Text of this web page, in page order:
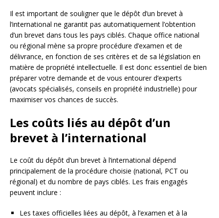
Il est important de souligner que le dépôt d’un brevet à
l’international ne garantit pas automatiquement l’obtention
d’un brevet dans tous les pays ciblés. Chaque office national
ou régional mène sa propre procédure d’examen et de
délivrance, en fonction de ses critères et de sa législation en
matière de propriété intellectuelle. Il est donc essentiel de bien
préparer votre demande et de vous entourer d’experts
(avocats spécialisés, conseils en propriété industrielle) pour
maximiser vos chances de succès.
Les coûts liés au dépôt d’un
brevet à l’international
Le coût du dépôt d’un brevet à l’international dépend
principalement de la procédure choisie (national, PCT ou
régional) et du nombre de pays ciblés. Les frais engagés
peuvent inclure :
Les taxes officielles liées au dépôt, à l’examen et à la